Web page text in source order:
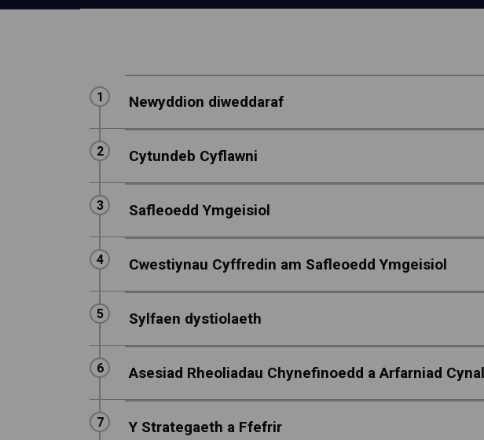
Step
1 Newyddion diweddaraf
Step
2: Cytundeb Cyflawni
Step
3: Safleoedd Ymgeisiol
Step
4: Cwestiynau Cyffredin am Safleoedd Ymgeisiol
Step
5: Sylfaen dystiolaeth
Step
6: Asesiad Rheoliadau Chynefinoedd a Arfarniad
Step
7: Y Strategaeth a Ffefrir